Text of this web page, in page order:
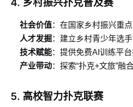
4. 乡村振兴扑克普及赛
社会价值：在国家乡村振兴重
人才发掘：建立乡村青少年选
技术赋能：提供免费AI训练平
产业带动：探索“扑克+文旅”融
5. 高校智力扑克联赛